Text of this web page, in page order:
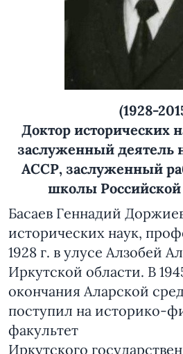
(1928-
Доктор исторических
заслуженный деятель
АССР, заслуженный
школы
Басаев Геннадий
исторических наук,
1928 г. в улусе Алзобей
Иркутской области. В
окончания Аларской
поступил на историко-
факультет
Иркутского